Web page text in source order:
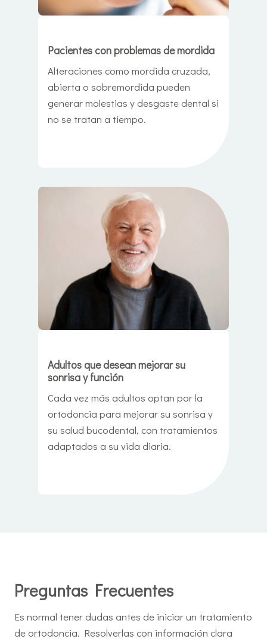
Pacientes con problemas de mordida
Alteraciones como mordida cruzada,
abierta o sobremordida pueden
generar molestias y desgaste dental si
no se tratan a tiempo.
Adultos que desean mejorar su
sonrisa y función
Cada vez más adultos optan por la
ortodoncia para mejorar su sonrisa y
su salud bucodental, con tratamientos
adaptados a su vida diaria.
Preguntas Frecuentes
Es normal tener dudas antes de iniciar un tratamiento
de ortodoncia. Resolverlas con información clara